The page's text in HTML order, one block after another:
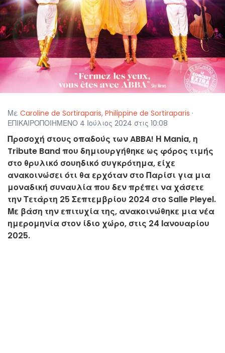
Με Caroline de Sortiraparis, Philippine de Sortiraparis ·
ΕΠΙΚΑΙΡΟΠΟΙΗΜΕΝΟ 4 Ιούλιος 2024 στις 10:08
Προσοχή στους οπαδούς των ABBA! Η Mania, η
Tribute Band που δημιουργήθηκε ως φόρος τιμής
στο θρυλικό σουηδικό συγκρότημα, είχε
ανακοινώσει ότι θα ερχόταν στο Παρίσι για μια
μοναδική συναυλία που δεν πρέπει να χάσετε
την Τετάρτη 25 Σεπτεμβρίου 2024 στο Salle Pleyel.
Με βάση την επιτυχία της, ανακοινώθηκε μια νέα
ημερομηνία στον ίδιο χώρο, στις 24 Ιανουαρίου
2025.